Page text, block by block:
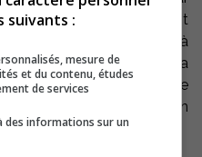
et le Syndicat ont
le Syndicat s’engage à
sur le territoire de la
de-Sorel, par le Service
de Sorel-Tracy, soit en
suivants :
mesure de
et du contenu, études
de services
des informations sur un